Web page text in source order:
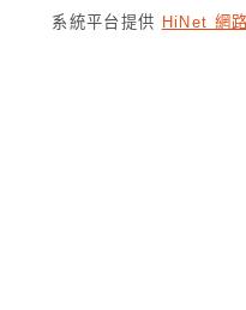
系統平台提供 HiNet 網